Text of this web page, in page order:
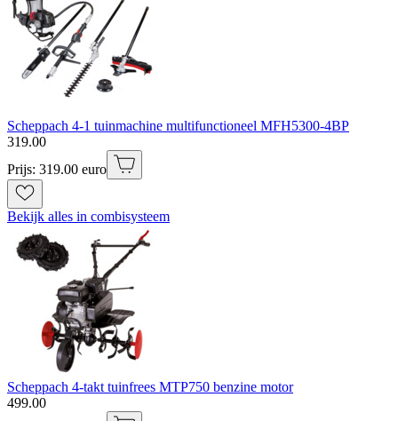
Scheppach 4-1 tuinmachine multifunctioneel MFH5300-4BP
319.00
Prijs: 319.00 euro
Bekijk alles in combisysteem
Scheppach 4-takt tuinfrees MTP750 benzine motor
499.00